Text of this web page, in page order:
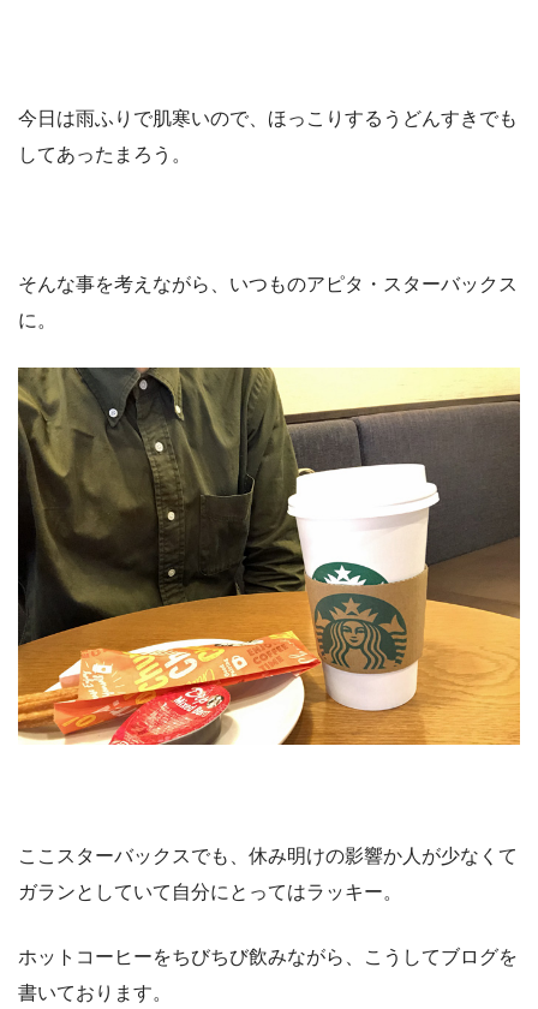
今日は雨ふりで肌寒いので、ほっこりするうどんすきでも
してあったまろう。
そんな事を考えながら、いつものアピタ・スターバックス
に。
ここスターバックスでも、休み明けの影響か人が少なくて
ガランとしていて自分にとってはラッキー。
ホットコーヒーをちびちび飲みながら、こうしてブログを
書いております。